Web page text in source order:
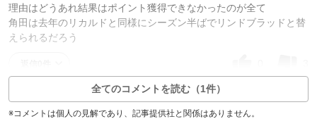
理由はどうあれ結果はポイント獲得できなかったのが全て
角田は去年のリカルドと同様にシーズン半ばでリンドブラッドと替
えられるだろう
全てのコメントを読む（1件）
※コメントは個人の見解であり、記事提供社と関係はありません。